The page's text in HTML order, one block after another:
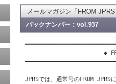
メールマガジン「FROM
バックナンバー：vol.937
◆
JPRSでは、通常号のFROM JPRS